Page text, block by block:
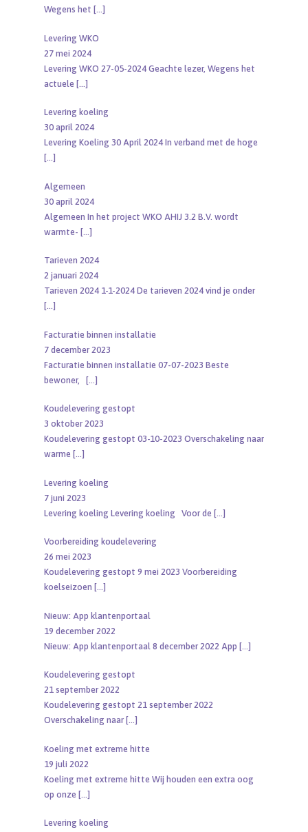
Wegens het […]
Levering WKO
27 mei 2024
Levering WKO 27-05-2024 Geachte lezer, Wegens het
actuele […]
Levering koeling
30 april 2024
Levering Koeling 30 April 2024 In verband met de hoge
[…]
Algemeen
30 april 2024
Algemeen In het project WKO AHIJ 3.2 B.V. wordt
warmte- […]
Tarieven 2024
2 januari 2024
Tarieven 2024 1-1-2024 De tarieven 2024 vind je onder
[…]
Facturatie binnen installatie
7 december 2023
Facturatie binnen installatie 07-07-2023 Beste
bewoner, […]
Koudelevering gestopt
3 oktober 2023
Koudelevering gestopt 03-10-2023 Overschakeling naar
warme […]
Levering koeling
7 juni 2023
Levering koeling Levering koeling Voor de […]
Voorbereiding koudelevering
26 mei 2023
Koudelevering gestopt 9 mei 2023 Voorbereiding
koelseizoen […]
Nieuw: App klantenportaal
19 december 2022
Nieuw: App klantenportaal 8 december 2022 App […]
Koudelevering gestopt
21 september 2022
Koudelevering gestopt 21 september 2022
Overschakeling naar […]
Koeling met extreme hitte
19 juli 2022
Koeling met extreme hitte Wij houden een extra oog
op onze […]
Levering koeling